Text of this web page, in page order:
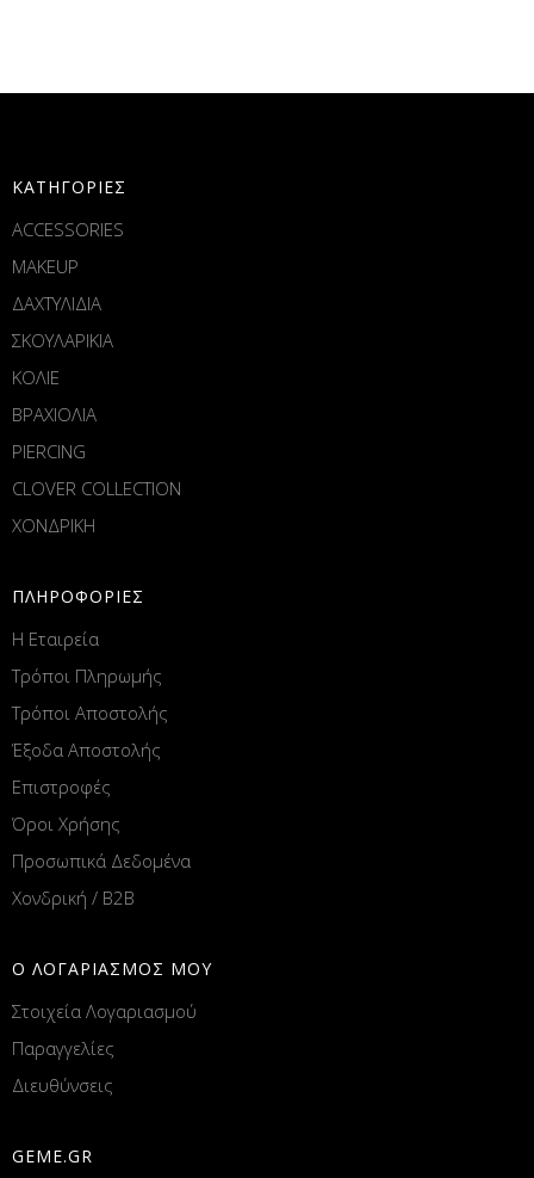
ΚΑΤΗΓΟΡΙΕΣ
ACCESSORIES
MAKEUP
ΔΑΧΤΥΛΙΔΙΑ
ΣΚΟΥΛΑΡΙΚΙΑ
ΚΟΛΙΕ
ΒΡΑΧΙΟΛΙΑ
PIERCING
CLOVER COLLECTION
ΧΟΝΔΡΙΚΗ
ΠΛΗΡΟΦΟΡΙΕΣ
Η Εταιρεία
Τρόποι Πληρωμής
Τρόποι Αποστολής
Έξοδα Αποστολής
Επιστροφές
Όροι Χρήσης
Προσωπικά Δεδομένα
Χονδρική / B2B
Ο ΛΟΓΑΡΙΑΣΜΟΣ ΜΟΥ
Στοιχεία Λογαριασμού
Παραγγελίες
Διευθύνσεις
GEME.GR